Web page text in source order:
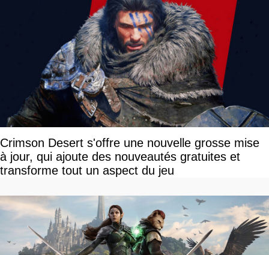
Crimson Desert s'offre une nouvelle grosse mise
à jour, qui ajoute des nouveautés gratuites et
transforme tout un aspect du jeu